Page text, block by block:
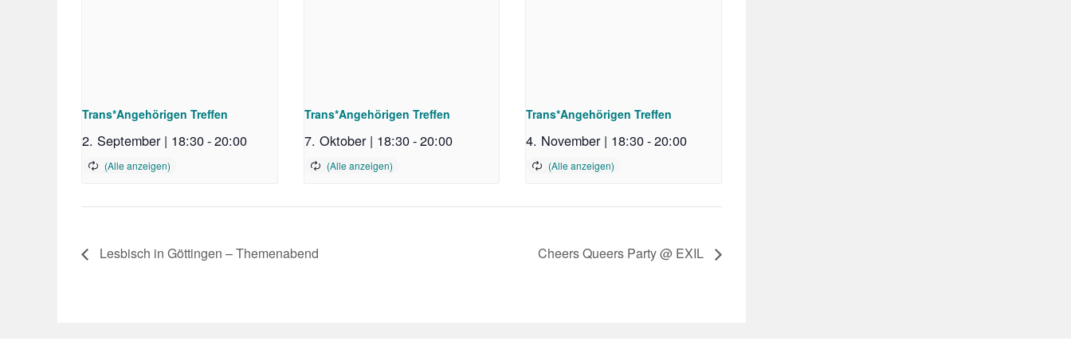
Trans*Angehörigen Treffen
2. September | 18:30-20:00
Trans*Angehörigen Treffen
7. Oktober | 18:30-20:00
Trans*Angehörigen Treffen
4. November | 18:30-20:00
Lesbisch in Göttingen – Themenabend Cheers Queers Party @ EXIL